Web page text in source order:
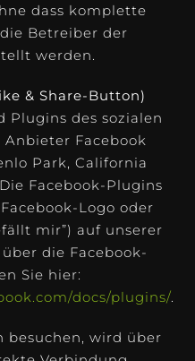
dass komplette
Betreiber der
werden.
& Share-Button)
Plugins des sozialen
Anbieter Facebook
Park, California
Facebook-Plugins
Logo oder
mir”) auf unserer
die Facebook-
Sie hier:
docs/plugins/.
besuchen, wird über